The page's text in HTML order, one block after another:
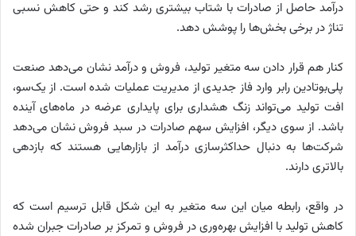
درآمد حاصل از صادرات با شتاب بیشتری رشد کند و حتی کاهش نسبی
تناژ در برخی بخش‌ها را پوشش دهد.
کنار هم قرار دادن سه متغیر تولید، فروش و درآمد نشان می‌دهد صنعت
پلی‌بوتادین رابر وارد فاز جدیدی از مدیریت عملیات شده است. از یک‌سو،
افت تولید می‌تواند زنگ هشداری برای پایداری عرضه در ماه‌های آینده
باشد. از سوی دیگر، افزایش سهم صادرات در سبد فروش نشان می‌دهد
شرکت‌ها به دنبال حداکثرسازی درآمد از بازارهایی هستند که بازدهی
بالاتری دارند.
در واقع، رابطه میان این سه متغیر به این شکل قابل ترسیم است که
کاهش تولید با افزایش بهره‌وری در فروش و تمرکز بر صادرات جبران شده